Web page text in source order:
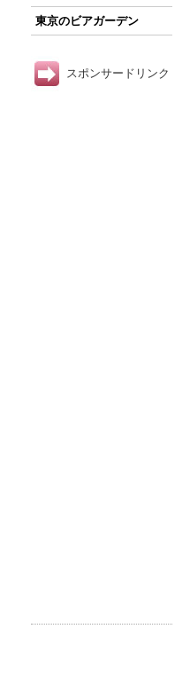
東京のビアガーデン
スポンサードリンク